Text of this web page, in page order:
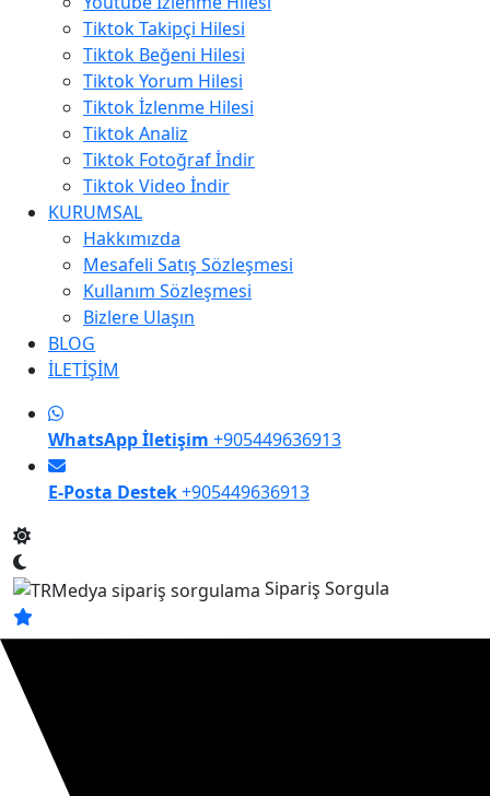
Tiktok Takipçi Hilesi
Tiktok Beğeni Hilesi
Tiktok Yorum Hilesi
Tiktok İzlenme Hilesi
Tiktok Analiz
Tiktok Fotoğraf İndir
Tiktok Video İndir
KURUMSAL
Hakkımızda
Mesafeli Satış Sözleşmesi
Kullanım Sözleşmesi
Bizlere Ulaşın
BLOG
İLETİŞİM
WhatsApp İletişim +905449636913
E-Posta Destek+905449636913
Sipariş Sorgula